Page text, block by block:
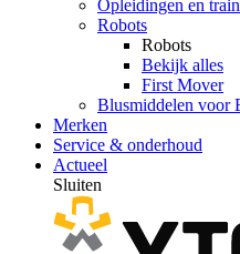
Opleidingen en
Robots
Robots
Bekijk alles
First Mover
Blusmiddelen voor
Merken
Service & onderhoud
Actueel
Sluiten